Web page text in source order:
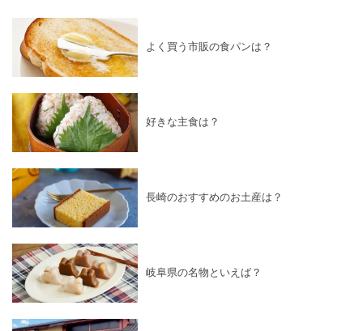
よく買う市販の食パンは？
好きな主食は？
長崎のおすすめのお土産は？
岐阜県の名物といえば？